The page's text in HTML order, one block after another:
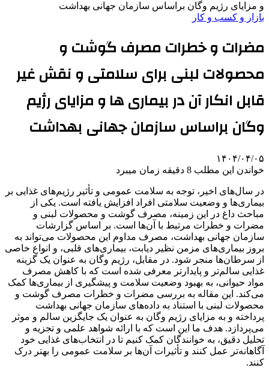
و مزایای رژیم وگان براساس سازمان جهانی بهداشت
بازار و کسب و کار
مضرات و خطرات مصرف گوشت و
محصولات لبنی برای سلامتی و نقش غیر
قابل انکار آن در بیماری ها و مزایای رژیم
وگان براساس سازمان جهانی بهداشت
۱۴۰۴/۰۴/۰۵
خواندن این مطلب 8 دقیقه زمان میبرد
در سال‌های اخیر، توجه به سلامت عمومی و تأثیر رژیم‌های غذایی بر
بیماری‌ها و وضعیت سلامتی افراد افزایش یافته است. یکی از
مباحث داغ در این زمینه، مصرف گوشت و محصولات لبنی و
مضرات و خطرات مرتبط با آن‌ها است. بر اساس گزارشات
سازمان جهانی بهداشت، مصرف مداوم این محصولات می‌تواند به
بروز بیماری‌های مزمن نظیر دیابت، بیماری‌های قلبی، و انواع خاصی
از سرطان‌ها منجر شود. در مقابل، رژیم وگان به عنوان یک گزینه
غذایی سالم‌تر و پایدارتر معرفی شده است که با کاهش مصرف
مواد حیوانی، به بهبود وضعیت سلامت و پیشگیری از بیماری‌ها کمک
می‌کند. این مقاله به بررسی مضرات و خطرات مصرف گوشت و
محصولات لبنی با استناد به داده‌های سازمان جهانی بهداشت
پرداخته و به مزایای رژیم وگان به عنوان یک جایگزین سالم و موثر
می‌پردازد. هدف ما این است که با ارائه شواهد علمی و تجزیه و
تحلیل دقیق، به خوانندگان کمک کنیم تا در انتخاب‌های غذایی خود
آگاهانه‌تر عمل کنند و تأثیرات آن‌ها بر سلامت عمومی را بهتر درک
کنند.